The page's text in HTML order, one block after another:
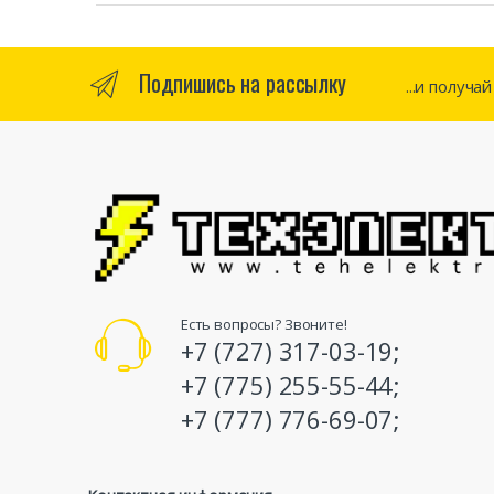
Подпишись на рассылку ...и получай
Есть вопросы? Звоните!
+7 (727) 317-03-19;
+7 (775) 255-55-44;
+7 (777) 776-69-07;